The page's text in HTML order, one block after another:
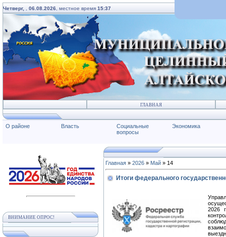
Четверг, 06.08.2026 , местное время 15:37
ГЛАВНАЯ
О районе Власть
Социальные
вопросы
Экономика
ВНИМАНИЕ ОПРОС!
Главная » 2026 » Май » 14
Итоги федерального
2026